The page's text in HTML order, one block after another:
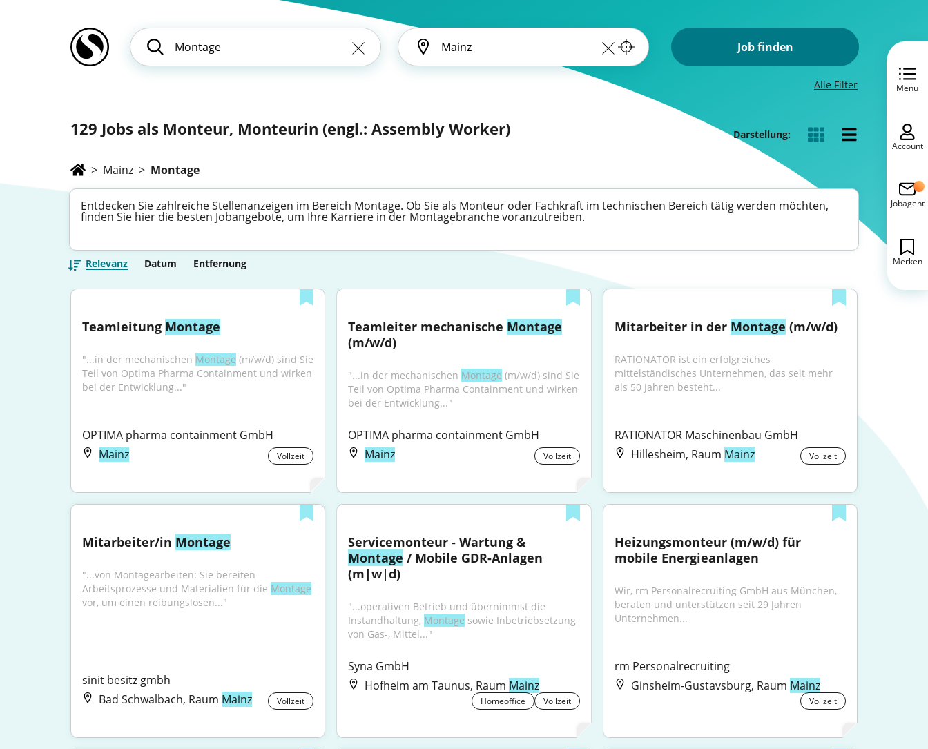
Job finden
Alle Filter
129 Jobs als Monteur, Monteurin (engl.: Assembly Worker) Darstellung:
> Mainz > Montage
Entdecken Sie zahlreiche Stellenanzeigen im Bereich Montage. Ob Sie als Monteur oder Fachkraft im technischen Bereich tätig werden möchten,
finden Sie hier die besten Jobangebote, um Ihre Karriere in der Montagebranche voranzutreiben.
Relevanz Datum Entfernung
Teamleitung Montage
"...in der mechanischen Montage (m/w/d) sind Sie
Teil von Optima Pharma Containment und wirken
bei der Entwicklung..."
OPTIMA pharma containment GmbH
Mainz
Vollzeit
Teamleiter mechanische Montage
(m/w/d)
"...in der mechanischen Montage (m/w/d) sind Sie
Teil von Optima Pharma Containment und wirken
bei der Entwicklung..."
OPTIMA pharma containment GmbH
Mainz
Vollzeit
Mitarbeiter in der Montage (m/w/d)
RATIONATOR ist ein erfolgreiches
mittelständisches Unternehmen, das seit mehr
als 50 Jahren besteht...
RATIONATOR Maschinenbau GmbH
Hillesheim, Raum Mainz Vollzeit
Mitarbeiter/in Montage
"...von Montagearbeiten: Sie bereiten
Arbeitsprozesse und Materialien für die Montage
vor, um einen reibungslosen..."
sinit besitz gmbh
Bad Schwalbach, Raum Mainz Vollzeit
Montage / Mobile GDR-Anlagen
(m|w|d)
"...operativen Betrieb und übernimmst die
Instandhaltung, Montage sowie Inbetriebsetzung
von Gas-, Mittel..."
Syna GmbH
Hofheim am Taunus, Raum Mainz
Homeoffice Vollzeit
Heizungsmonteur (m/w/d) für
mobile Energieanlagen
Wir, rm Personalrecruiting GmbH aus München,
beraten und unterstützen seit 29 Jahren
Unternehmen...
rm Personalrecruiting
Ginsheim-Gustavsburg, Raum Mainz
Vollzeit
Menü
Account
Jobagent
Merken